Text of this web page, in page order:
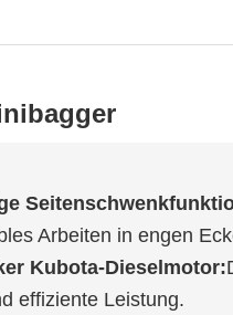
Arbeiten in engen
Kubota-Dieselmotor:
effiziente Leistung.